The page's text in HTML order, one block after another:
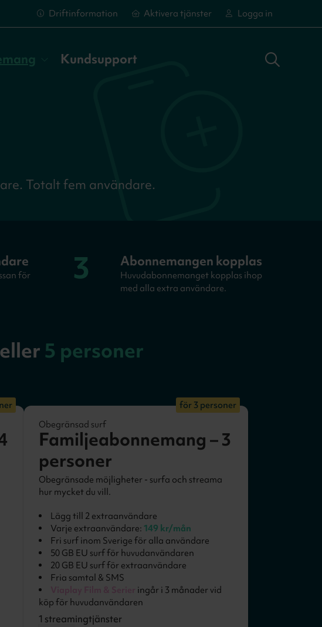
Driftinformation Aktivera tjänster Logga in
Aktivera tjänster
Kundsupport
Totalt fem användare.
för
3 Abonnemangen kopplas
Huvudabonnemanget kopplas ihop
med alla extra användare.
eller5 personer
för 3 personer
Obegränsad surf
Familjeabonnemang – 3
personer
Obegränsade möjligheter - surfa och streama
hur mycket du vill.
Lägg till 2 extraanvändare
Varje extraanvändare: 149 kr/mån
Fri surf inom Sverige för alla användare
50 GB EU surf för huvudanvändaren
20 GB EU surf för extraanvändare
Fria samtal & SMS
ingår i 3 månader vid
köp för huvudanvändaren
1 streamingtjänster